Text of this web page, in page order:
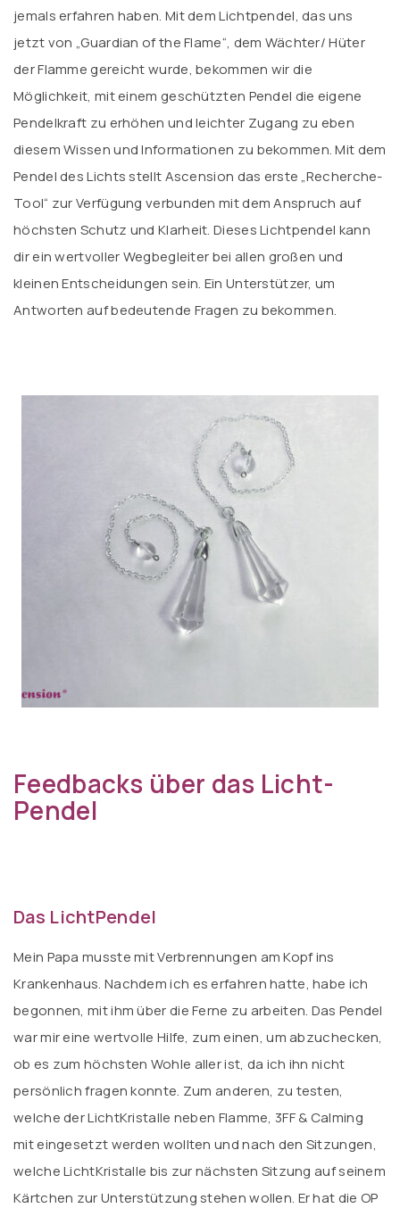
jemals erfahren haben. Mit dem Lichtpendel, das uns
jetzt von „Guardian of the Flame“, dem Wächter/ Hüter
der Flamme gereicht wurde, bekommen wir die
Möglichkeit, mit einem geschützten Pendel die eigene
Pendelkraft zu erhöhen und leichter Zugang zu eben
diesem Wissen und Informationen zu bekommen. Mit dem
Pendel des Lichts stellt Ascension das erste „Recherche-
Tool“ zur Verfügung verbunden mit dem Anspruch auf
höchsten Schutz und Klarheit. Dieses Lichtpendel kann
dir ein wertvoller Wegbegleiter bei allen großen und
kleinen Entscheidungen sein. Ein Unterstützer, um
Antworten auf bedeutende Fragen zu bekommen.
Feedbacks über das Licht-
Pendel
Das LichtPendel
Mein Papa musste mit Verbrennungen am Kopf ins
Krankenhaus. Nachdem ich es erfahren hatte, habe ich
begonnen, mit ihm über die Ferne zu arbeiten. Das Pendel
war mir eine wertvolle Hilfe, zum einen, um abzuchecken,
ob es zum höchsten Wohle aller ist, da ich ihn nicht
persönlich fragen konnte. Zum anderen, zu testen,
welche der LichtKristalle neben Flamme, 3FF & Calming
mit eingesetzt werden wollten und nach den Sitzungen,
welche LichtKristalle bis zur nächsten Sitzung auf seinem
Kärtchen zur Unterstützung stehen wollen. Er hat die OP